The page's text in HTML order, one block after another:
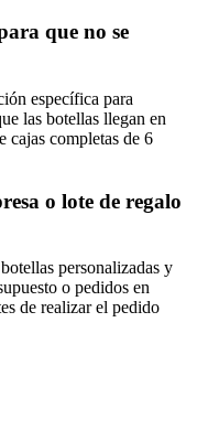
que no se
específica para
las botellas llegan en
cajas completas de 6
o lote de regalo
personalizadas y
o pedidos en
de realizar el pedido